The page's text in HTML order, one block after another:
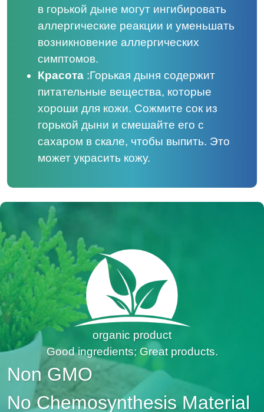
в горькой дыне могут ингибировать
аллергические реакции и уменьшать
возникновение аллергических
симптомов.
Красота :Горькая дыня содержит
питательные вещества, которые
хороши для кожи. Сожмите сок из
горькой дыни и смешайте его с
сахаром в скале, чтобы выпить. Это
может украсить кожу.
organic product
Good ingredients; Great products.
Non GMO
No Chemosynthesis Material